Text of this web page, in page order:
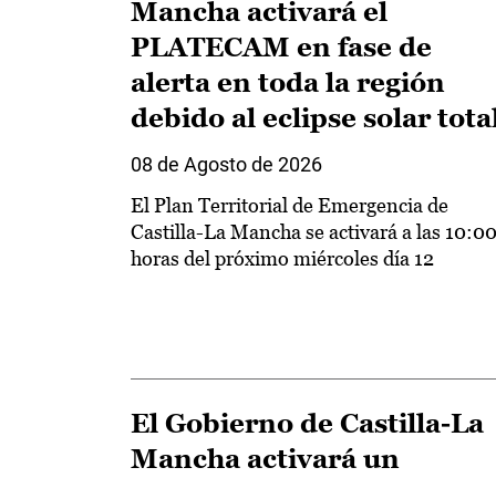
Mancha activará el
PLATECAM en fase de
alerta en toda la región
debido al eclipse solar
08 de Agosto de 2026
El Plan Territorial de Emergencia de
Castilla-La Mancha se activará a las 10:00
horas del próximo miércoles día 12
El Gobierno de Castilla-La
Mancha activará un